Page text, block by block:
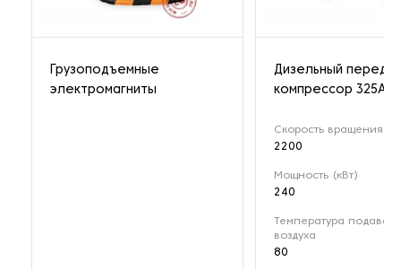
Грузоподъемные
электромагниты
Дизельный
компрессор 325A
Скорость вращения
2200
Мощность (кВт)
240
Температура
воздуха
80